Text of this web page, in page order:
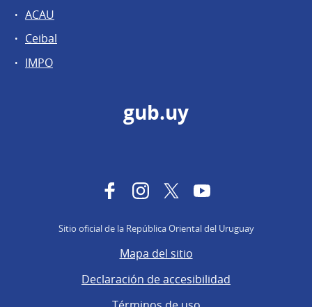
ACAU
Ceibal
IMPO
gub.uy
FacebookInstagram
TwitterYouTube
Sitio oficial de la República Oriental del Uruguay
Mapa del sitio
Declaración de accesibilidad